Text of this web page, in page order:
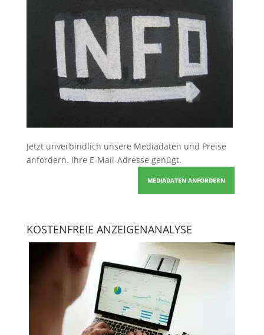
Jetzt unverbindlich unsere Mediadaten und Preise
anfordern. Ihre E-Mail-Adresse genügt.
MEDIADATEN ANFORDERN
KOSTENFREIE ANZEIGENANALYSE